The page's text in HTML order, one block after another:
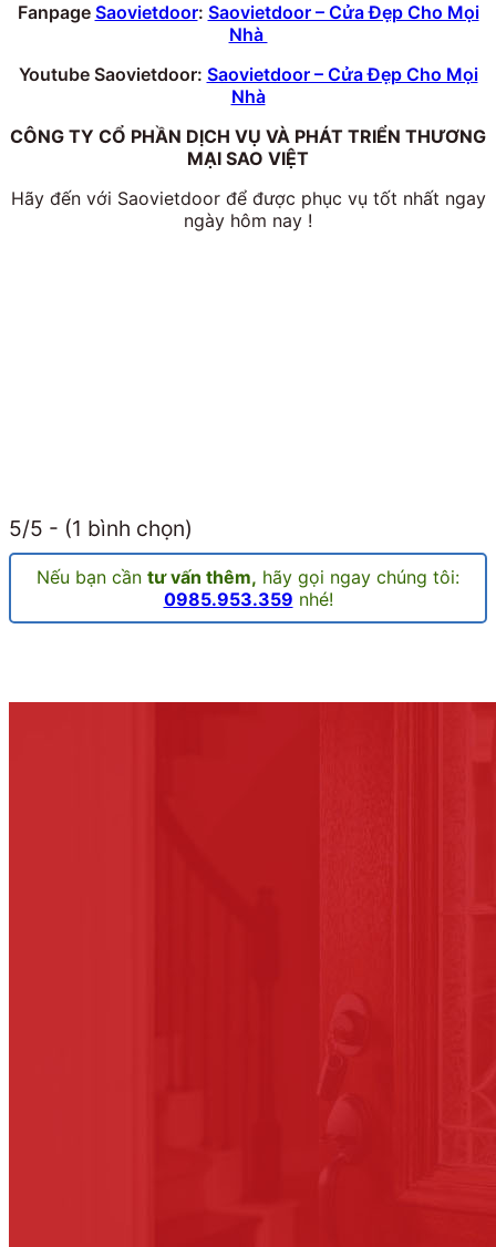
Fanpage Saovietdoor: Saovietdoor – Cửa Đẹp Cho Mọi
Nhà
Youtube Saovietdoor: Saovietdoor – Cửa Đẹp Cho Mọi
Nhà
CÔNG TY CỔ PHẦN DỊCH VỤ VÀ PHÁT TRIỂN THƯƠNG
MẠI SAO VIỆT
Hãy đến với Saovietdoor để được phục vụ tốt nhất ngay
ngày hôm nay !
5/5 - (1 bình chọn)
Nếu bạn cần tư vấn thêm, hãy gọi ngay chúng tôi:
0985.953.359 nhé!